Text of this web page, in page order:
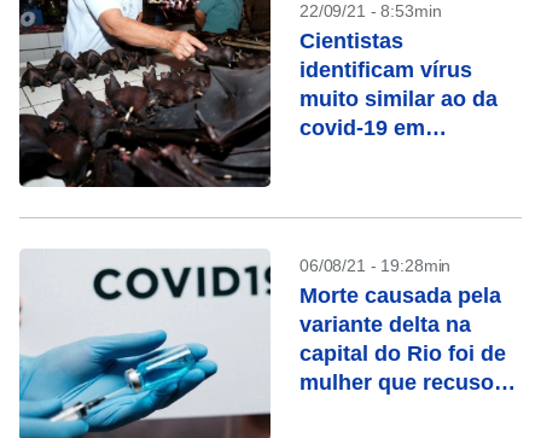
22/09/21 - 8:53min
Cientistas
identificam vírus
muito similar ao da
covid-19 em
06/08/21 - 19:28min
Morte causada pela
variante delta na
capital do Rio foi de
mulher que recusou